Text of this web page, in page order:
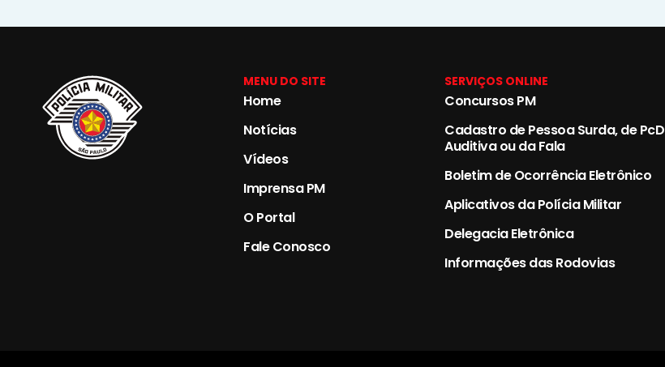
MENU DO SITE
Home
Notícias
Vídeos
Imprensa PM
O Portal
Fale Conosco
SERVIÇOS ONLINE
Concursos PM
Cadastro de Pessoa Surda, de PcD
Auditiva ou da Fala
Boletim de Ocorrência Eletrônico
Aplicativos da Polícia Militar
Delegacia Eletrônica
Informações das Rodovias